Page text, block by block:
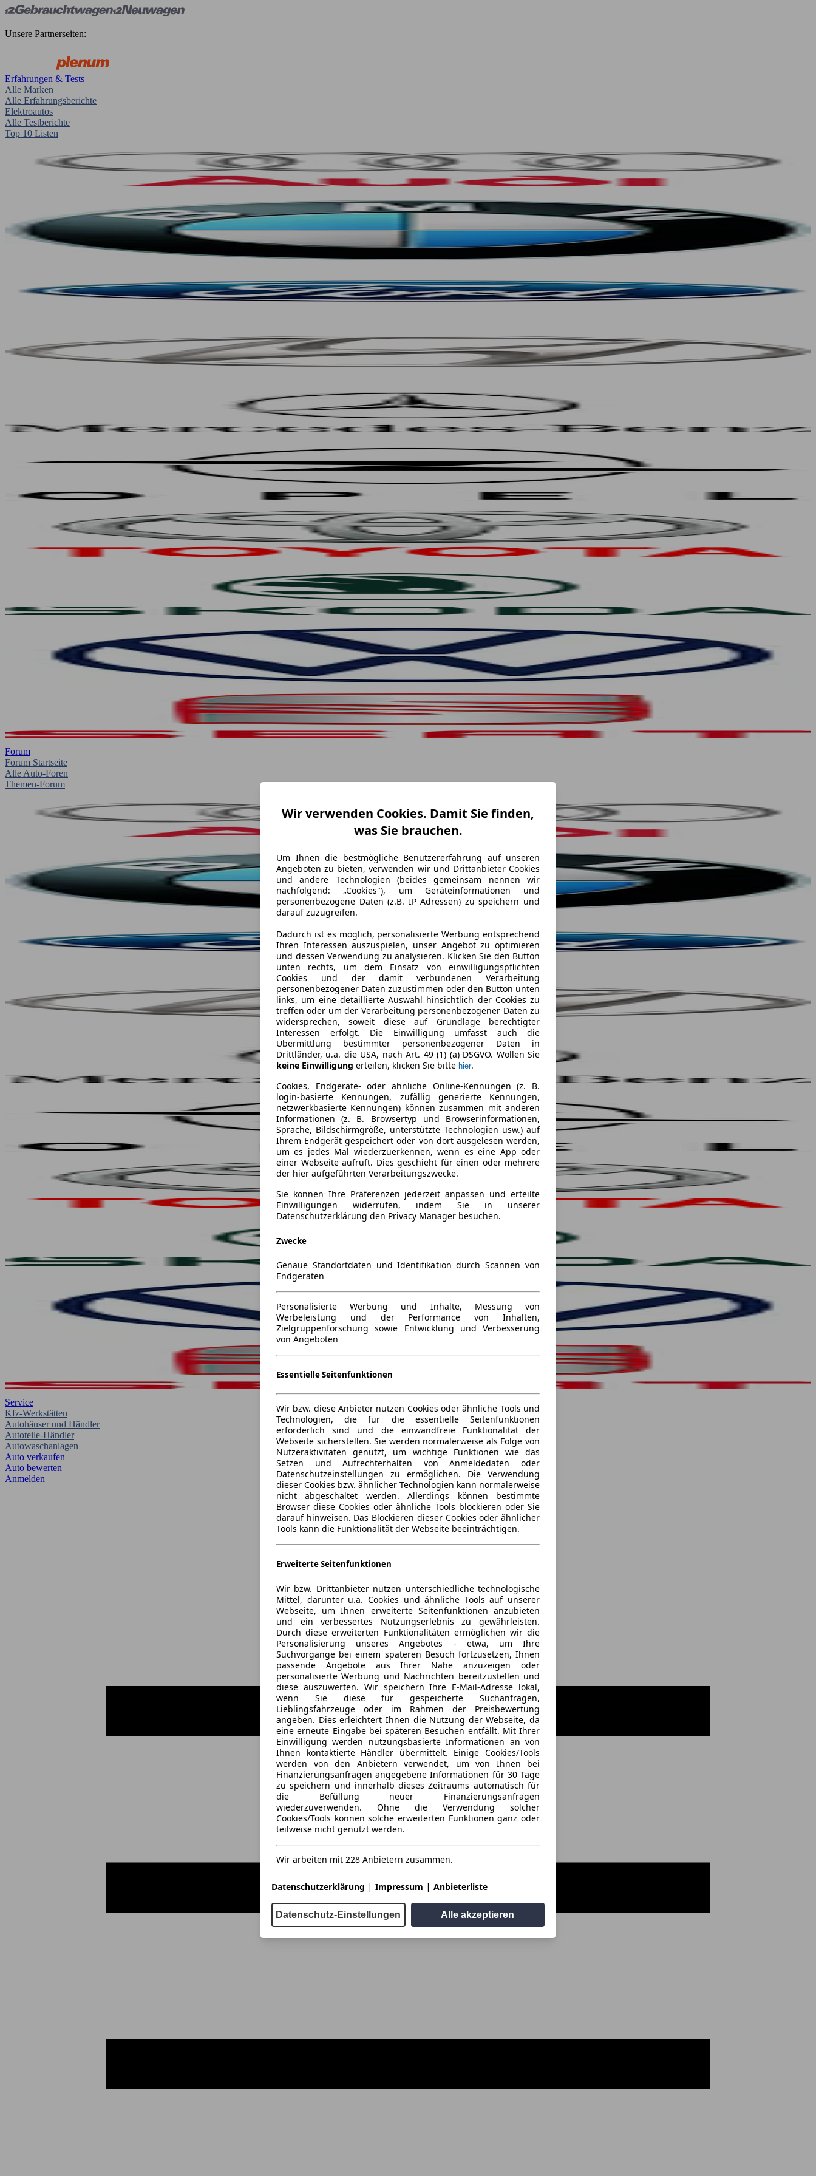
Unsere Partnerseiten:
Erfahrungen & Tests
Alle Marken
Alle Erfahrungsberichte
Elektroautos
Alle Testberichte
Top 10 Listen
Forum
Forum Startseite
Alle Auto-Foren
Themen-Forum
Service
Kfz-Werkstätten
Autohäuser und Händler
Autoteile-Händler
Autowaschanlagen
Auto verkaufen
Auto bewerten
Anmelden
Wir verwenden Cookies. Damit Sie finden,
was Sie brauchen.
Um Ihnen die bestmögliche Benutzererfahrung auf unseren
Angeboten zu bieten, verwenden wir und Drittanbieter Cookies
und andere Technologien (beides gemeinsam nennen wir
nachfolgend: „Cookies"), um Geräteinformationen und
personenbezogene Daten (z.B. IP Adressen) zu speichern und
darauf zuzugreifen.
Dadurch ist es möglich, personalisierte Werbung entsprechend
Ihren Interessen auszuspielen, unser Angebot zu optimieren
und dessen Verwendung zu analysieren. Klicken Sie den Button
unten rechts, um dem Einsatz von einwilligungspflichten
Cookies und der damit verbundenen Verarbeitung
personenbezogener Daten zuzustimmen oder den Button unten
links, um eine detaillierte Auswahl hinsichtlich der Cookies zu
treffen oder um der Verarbeitung personenbezogener Daten zu
widersprechen, soweit diese auf Grundlage berechtigter
Interessen erfolgt. Die Einwilligung umfasst auch die
Übermittlung bestimmter personenbezogener Daten in
Drittländer, u.a. die USA, nach Art. 49 (1) (a) DSGVO. Wollen Sie
keine Einwilligung erteilen, klicken Sie bitte hier.
Cookies, Endgeräte- oder ähnliche Online-Kennungen (z. B.
login-basierte Kennungen, zufällig generierte Kennungen,
netzwerkbasierte Kennungen) können zusammen mit anderen
Informationen (z. B. Browsertyp und Browserinformationen,
Sprache, Bildschirmgröße, unterstützte Technologien usw.) auf
Ihrem Endgerät gespeichert oder von dort ausgelesen werden,
um es jedes Mal wiederzuerkennen, wenn es eine App oder
einer Webseite aufruft. Dies geschieht für einen oder mehrere
der hier aufgeführten Verarbeitungszwecke.
Sie können Ihre Präferenzen jederzeit anpassen und erteilte
Einwilligungen widerrufen, indem Sie in unserer
Datenschutzerklärung den Privacy Manager besuchen.
Zwecke
Genaue Standortdaten und Identifikation durch Scannen von
Endgeräten
Personalisierte Werbung und Inhalte, Messung von
Werbeleistung und der Performance von Inhalten,
Zielgruppenforschung sowie Entwicklung und Verbesserung
von Angeboten
Essentielle Seitenfunktionen
Wir bzw. diese Anbieter nutzen Cookies oder ähnliche Tools und
Technologien, die für die essentielle Seitenfunktionen
erforderlich sind und die einwandfreie Funktionalität der
Webseite sicherstellen. Sie werden normalerweise als Folge von
Nutzeraktivitäten genutzt, um wichtige Funktionen wie das
Setzen und Aufrechterhalten von Anmeldedaten oder
Datenschutzeinstellungen zu ermöglichen. Die Verwendung
dieser Cookies bzw. ähnlicher Technologien kann normalerweise
nicht abgeschaltet werden. Allerdings können bestimmte
Browser diese Cookies oder ähnliche Tools blockieren oder Sie
darauf hinweisen. Das Blockieren dieser Cookies oder ähnlicher
Tools kann die Funktionalität der Webseite beeinträchtigen.
Erweiterte Seitenfunktionen
Wir bzw. Drittanbieter nutzen unterschiedliche technologische
Mittel, darunter u.a. Cookies und ähnliche Tools auf unserer
Webseite, um Ihnen erweiterte Seitenfunktionen anzubieten
und ein verbessertes Nutzungserlebnis zu gewährleisten.
Durch diese erweiterten Funktionalitäten ermöglichen wir die
Personalisierung unseres Angebotes - etwa, um Ihre
Suchvorgänge bei einem späteren Besuch fortzusetzen, Ihnen
passende Angebote aus Ihrer Nähe anzuzeigen oder
personalisierte Werbung und Nachrichten bereitzustellen und
diese auszuwerten. Wir speichern Ihre E-Mail-Adresse lokal,
wenn Sie diese für gespeicherte Suchanfragen,
Lieblingsfahrzeuge oder im Rahmen der Preisbewertung
angeben. Dies erleichtert Ihnen die Nutzung der Webseite, da
eine erneute Eingabe bei späteren Besuchen entfällt. Mit Ihrer
Einwilligung werden nutzungsbasierte Informationen an von
Ihnen kontaktierte Händler übermittelt. Einige Cookies/Tools
werden von den Anbietern verwendet, um von Ihnen bei
Finanzierungsanfragen angegebene Informationen für 30 Tage
zu speichern und innerhalb dieses Zeitraums automatisch für
die Befüllung neuer Finanzierungsanfragen
wiederzuverwenden. Ohne die Verwendung solcher
Cookies/Tools können solche erweiterten Funktionen ganz oder
teilweise nicht genutzt werden.
Wir arbeiten mit 228 Anbietern zusammen.
Datenschutzerklärung | Impressum | Anbieterliste
Datenschutz-Einstellungen Alle akzeptieren